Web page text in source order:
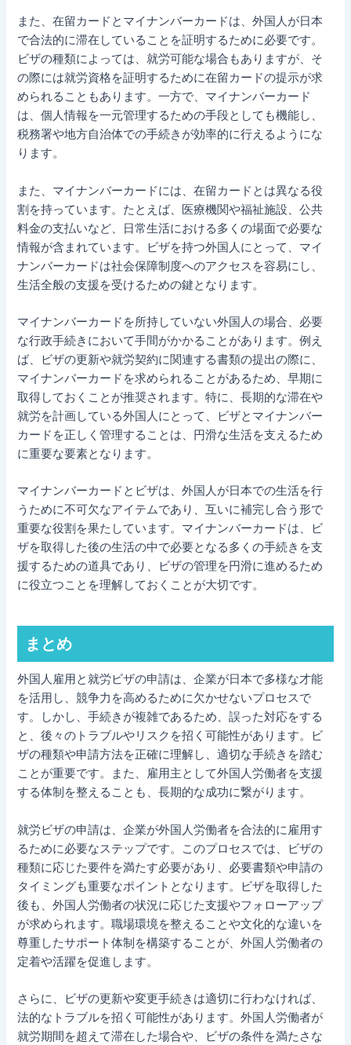
また、在留カードとマイナンバーカードは、外国人が日本
で合法的に滞在していることを証明するために必要です。
ビザの種類によっては、就労可能な場合もありますが、そ
の際には就労資格を証明するために在留カードの提示が求
められることもあります。一方で、マイナンバーカード
は、個人情報を一元管理するための手段としても機能し、
税務署や地方自治体での手続きが効率的に行えるようにな
ります。
また、マイナンバーカードには、在留カードとは異なる役
割を持っています。たとえば、医療機関や福祉施設、公共
料金の支払いなど、日常生活における多くの場面で必要な
情報が含まれています。ビザを持つ外国人にとって、マイ
ナンバーカードは社会保障制度へのアクセスを容易にし、
生活全般の支援を受けるための鍵となります。
マイナンバーカードを所持していない外国人の場合、必要
な行政手続きにおいて手間がかかることがあります。例え
ば、ビザの更新や就労契約に関連する書類の提出の際に、
マイナンバーカードを求められることがあるため、早期に
取得しておくことが推奨されます。特に、長期的な滞在や
就労を計画している外国人にとって、ビザとマイナンバー
カードを正しく管理することは、円滑な生活を支えるため
に重要な要素となります。
マイナンバーカードとビザは、外国人が日本での生活を行
うために不可欠なアイテムであり、互いに補完し合う形で
重要な役割を果たしています。マイナンバーカードは、ビ
ザを取得した後の生活の中で必要となる多くの手続きを支
援するための道具であり、ビザの管理を円滑に進めるため
に役立つことを理解しておくことが大切です。
まとめ
外国人雇用と就労ビザの申請は、企業が日本で多様な才能
を活用し、競争力を高めるために欠かせないプロセスで
す。しかし、手続きが複雑であるため、誤った対応をする
と、後々のトラブルやリスクを招く可能性があります。ビ
ザの種類や申請方法を正確に理解し、適切な手続きを踏む
ことが重要です。また、雇用主として外国人労働者を支援
する体制を整えることも、長期的な成功に繋がります。
就労ビザの申請は、企業が外国人労働者を合法的に雇用す
るために必要なステップです。このプロセスでは、ビザの
種類に応じた要件を満たす必要があり、必要書類や申請の
タイミングも重要なポイントとなります。ビザを取得した
後も、外国人労働者の状況に応じた支援やフォローアップ
が求められます。職場環境を整えることや文化的な違いを
尊重したサポート体制を構築することが、外国人労働者の
定着や活躍を促進します。
さらに、ビザの更新や変更手続きは適切に行わなければ、
法的なトラブルを招く可能性があります。外国人労働者が
就労期間を超えて滞在した場合や、ビザの条件を満たさな